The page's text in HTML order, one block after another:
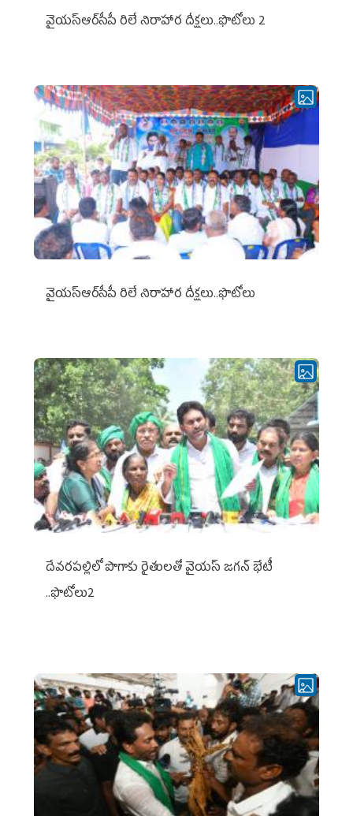
వైయ‌స్ఆర్‌సీపీ రిలే నిరాహార దీక్షలు..ఫొటోలు 2
వైయ‌స్ఆర్‌సీపీ రిలే నిరాహార దీక్షలు..ఫొటోలు
దేవరపల్లిలో పొగాకు రైతులతో వైయస్ జగన్ భేటీ
..ఫొటోలు2